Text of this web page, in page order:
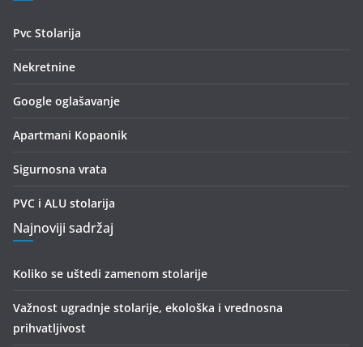
Pvc Stolarija
Nekretnine
Google oglašavanje
Apartmani Kopaonik
Sigurnosna vrata
PVC i ALU stolarija
Najnoviji sadržaj
Koliko se uštedi zamenom stolarije
Važnost ugradnje stolarije, ekološka i vrednosna
prihvatljivost